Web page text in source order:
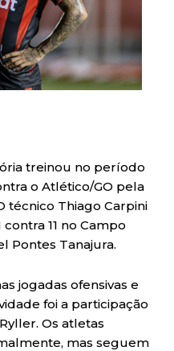
treinou no período
o Atlético/GO pela
técnico Thiago Carpini
11 no Campo
Pontes Tanajura.
jogadas ofensivas e
foi a participação
Os atletas
mas seguem